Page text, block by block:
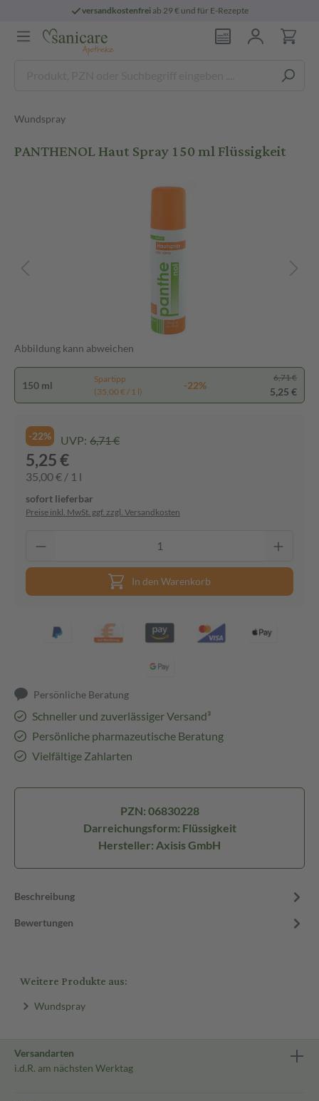
versandkostenfreiab 29 € und für E-Rezepte
Wundspray
PANTHENOL Haut Spray 150 ml Flüssigkeit
Abbildung kann abweichen
150 ml
Spartipp
(35,00 € / 1 l)
-22%
6,71 €
5,25 €
-22% UVP: 6,71 €
5,25 €
35,00 € / 1 l
sofort lieferbar
Preise inkl. MwSt. ggf. zzgl. Versandkosten
In den Warenkorb
Persönliche Beratung
Schneller und zuverlässiger Versand³
Persönliche pharmazeutische Beratung
Vielfältige Zahlarten
PZN: 06830228
Darreichungsform: Flüssigkeit
Hersteller: Axisis GmbH
Beschreibung
Bewertungen
Weitere Produkte aus:
Wundspray
Versandarten
i.d.R. am nächsten Werktag